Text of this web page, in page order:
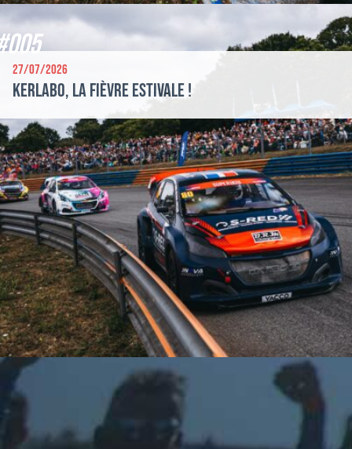
27/07/2026
Kerlabo, la fièvre estivale !